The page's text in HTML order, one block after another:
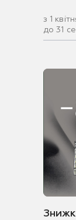
з 1
до 31